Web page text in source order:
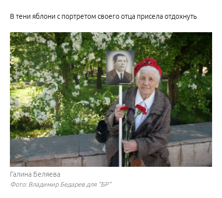
В тени яблони с портретом своего отца присела отдохнуть
Галина Беляева
Фото: Владимир Бедарев для "БР"